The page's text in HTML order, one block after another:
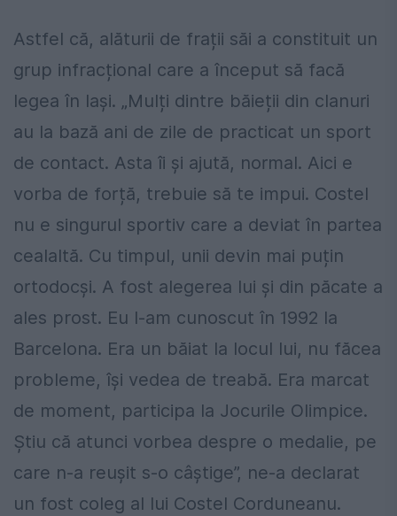
Astfel că, alăturii de frații săi a constituit un
grup infracțional care a început să facă
legea în Iași. „Mulți dintre băieții din clanuri
au la bază ani de zile de practicat un sport
de contact. Asta îi și ajută, normal. Aici e
vorba de forță, trebuie să te impui. Costel
nu e singurul sportiv care a deviat în partea
cealaltă. Cu timpul, unii devin mai puțin
ortodocși. A fost alegerea lui și din păcate a
ales prost. Eu l-am cunoscut în 1992 la
Barcelona. Era un băiat la locul lui, nu făcea
probleme, își vedea de treabă. Era marcat
de moment, participa la Jocurile Olimpice.
Știu că atunci vorbea despre o medalie, pe
care n-a reușit s-o câștige”, ne-a declarat
un fost coleg al lui Costel Corduneanu.